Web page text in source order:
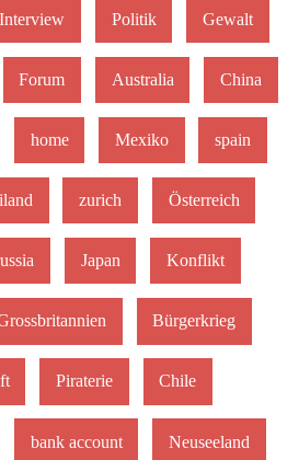
Interview Politik Gewalt
Forum Australia China
home Mexiko spain
zurich Österreich
Japan Konflikt
Bürgerkrieg
Piraterie Chile
bank account Neuseeland